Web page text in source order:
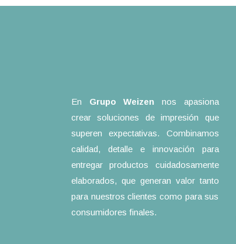
En Grupo Weizen nos apasiona
crear soluciones de impresión que
superen expectativas. Combinamos
calidad, detalle e innovación para
entregar productos cuidadosamente
elaborados, que generan valor tanto
para nuestros clientes como para sus
consumidores finales.